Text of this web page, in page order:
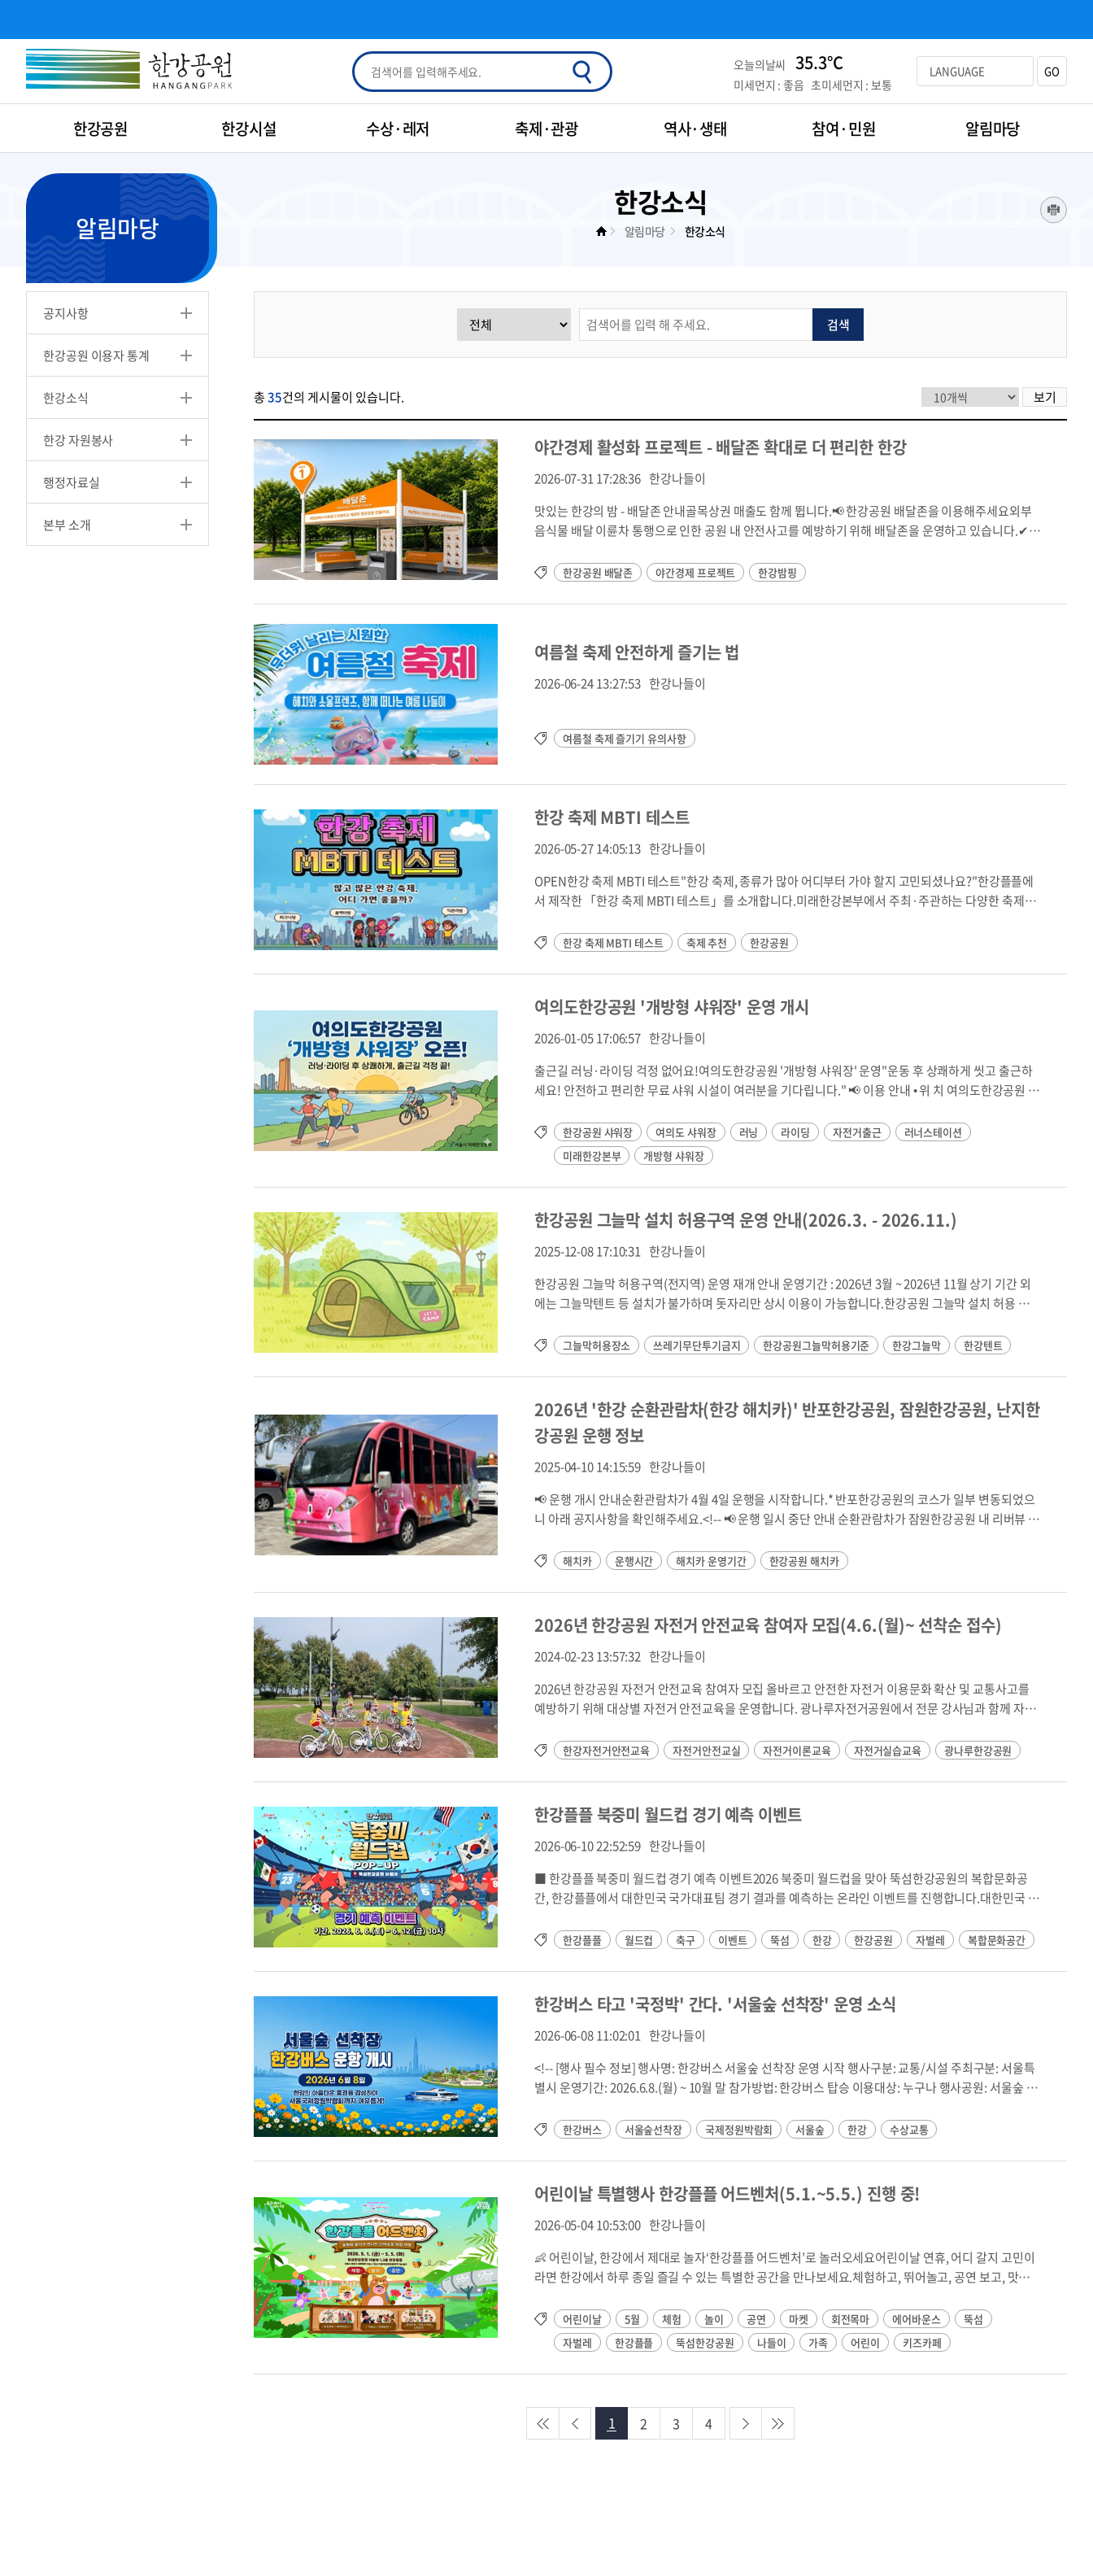
오늘의날씨 35.3℃
미세먼지 : 좋음 초미세먼지 : 보통
LANGUAGE GO
한강공원 한강시설 수상·레저 축제·관광 역사·생태 참여·민원 알림마당
알림마당
공지사항
한강공원 이용자 통계
한강소식
한강 자원봉사
행정자료실
본부 소개
한강소식
알림마당 한강소식
검색
총35건의 게시물이 있습니다. 보기
야간경제 활성화 프로젝트 - 배달존 확대로 더 편리한 한강
2026-07-31 17:28:36 한강나들이
맛있는 한강의 밤 - 배달존 안내골목상권 매출도 함께 뜁니다.📢 한강공원 배달존을 이용해주세요외부
음식물 배달 이륜차 통행으로 인한 공원 내 안전사고를 예방하기 위해 배달존을 운영하고 있습니다.✔
존• 뚝섬 나들목 앞 • 뚝섬 안내센터 앞 • 뚝섬4주차장 내위치안내 바로가기 → 📍 여의도배달존 : 3개소 +
안내 바로가기 → 📍 망원배달존 : 1개소• 망원나들목 앞위치안내 바로가기 → 🚴‍♂️ 배달 이륜차의 공원
부탁드립니다.‘서울배달+땡겨요 한강 배달존 특별 할인 이벤트’ 땡겨요 앱에서 확인해보세요.~ 📢 한강
한강공원 배달존 야간경제 프로젝트 한강밤핑
여름철 축제 안전하게 즐기는 법
2026-06-24 13:27:53 한강나들이
여름철 축제 즐기기 유의사항
한강 축제 MBTI 테스트
2026-05-27 14:05:13 한강나들이
OPEN한강 축제 MBTI 테스트"한강 축제, 종류가 많아 어디부터 가야 할지 고민되셨나요?"한강플플에
서 제작한 「한강 축제 MBTI 테스트」를 소개합니다.미래한강본부에서 주최·주관하는 다양한 축제를
지 유형으로 나의 축제 스타일 확인• 유형별 추천 축제 3개 제공• 결과 저장 및 공유 가능참여 방법1. 아래
링크테스트하러 가기 https://smore.im/quiz/VSTdYHBPNy이런 분께 추천합니다 🎯"한강 축제, 무
엇을 가야 할지 모르겠어요."가족·연인·친구와 함께 갈 만한 행사를 추천받고 싶어요."산책·피크닉·체
험·공연 중 내 취향이 궁금해요.` 태그 없이 요소 내에 직접 `style="..."` 속성을 선언하는 인라인 CSS
로 구성했습니다. * **반응형 디자인**: `max-width: 800px` 적용 및 `%`, `auto` 마진 등을 활용하
만 나열된 기존 형태에서 벗어나 여백(`padding`, `margin`), 배경색, 테두리를 활용해 정보 구역(섹
션)을 확실히 나누고 돋보이게 처리했습니다. 버튼 형태의 링크 디자인을 추가해 사용자 클릭(참여)을
면 됩니다. 여백이나 컬러 수정이 필요하시면 말씀해 주세요!
한강 축제 MBTI 테스트 축제 추천 한강공원
여의도한강공원 '개방형 샤워장' 운영 개시
2026-01-05 17:06:57 한강나들이
출근길 러닝·라이딩 걱정 없어요!여의도한강공원 '개방형 샤워장' 운영"운동 후 상쾌하게 씻고 출근하
세요! 안전하고 편리한 무료 샤워 시설이 여러분을 기다립니다." 📢 이용 안내 • 위 치 여의도한강공원 안
(단, 수건 및 세면도구 개별 지참)• 방 법 네이버 앱 실행 → QR코드 인증 → 입장🚿 쾌적하고 안전한 시설
서울시는 시민들이 안심하고 이용할 수 있도록 프라이빗한 샤워 공간과 철저한 보안 시스템을 갖췄습니
설 : 남·녀 각 5개 샤워부스, 물품보관함(13개), 탈의실 2실보안 : 스마트폰 QR 출입관리, 부스별 비상 안
주세요!개인 용품 지참 : 수건, 세면도구는 제공되지 않으므로 꼭 챙겨오세요.20분 매너 : 많은 시민이 이
용하는 곳입니다. 샤워는 20분 이내로 부탁드립니다.빨래 절대 금지 : 샤워장 내에서 빨래를 하시면 안
품보관함 완비샤워부스 내 비상벨📱 네이버 QR 출입증 발급 및 이용 방법STEP 01. 앱 접속네이버 앱 실
행STEP 02. 메뉴 이동'마이' (마이탭) 터치STEP 03. 인증서 발급출입 인증 및 본인 확인STEP 04. 입장
는 한강공원! 성범죄 예방 업무협약 체결서울시 미래한강본부는 편안하고 안전하게 이용할 수 있는 여
방형 샤워장) - 영등포경찰서: 개방형 샤워장 월 1회 정기 정밀 점검 - 미래한강본부: 최신 불법 촬영 탐지
장비 도입 및 운용2. 공원 시설 합동 안전 점검 - 양 기관 합동으로 반기별 1회 정기 시설 점검 실시 - 안전
우려 발생 시 즉각적인 공동 대응 체계 가동• 2026. 1. 14. 업무협약식 현장(여의도 안내센터)서울시 미래
한강본부는 시민 여러분의 목소리에 귀 기울여, 한강의 즐거운 변화를 만들어 가겠습니다.문의: 미래한
강본부 여의도 안내센터 (02-3780-0563) AI 홍보 영상 🎬 여의도 갓생 다람쥐의 시크릿 모닝 루틴 영상
한강공원 샤워장 여의도 샤워장 러닝 라이딩 자전거출근
러너스테이션
미래한강본부
개방형 샤워장
한강공원 그늘막 설치 허용구역 운영 안내(2026.3. - 2026.11.)
2025-12-08 17:10:31 한강나들이
한강공원 그늘막 허용구역(전지역) 운영 재개 안내 운영기간 : 2026년 3월 ~ 2026년 11월 상기 기간 외
에는 그늘막텐트 등 설치가 불가하며 돗자리만 상시 이용이 가능합니다.한강공원 그늘막 설치 허용 구역
니다. ◇ 그늘막 허용 구역 안내 - 2026.3.~2026.11. 운영그늘막 허용장소 : 한강공원내 15개 그늘막 허
철거) - 6~8월 : 09시 ~ 20시 (20시 텐트 자진철거)허용규격 : 2m X 2m 내외 (4인용)이용문의 : 120 다산
콜센터 ◇ 돗자리는 기간, 장소 상관없이 상시 이용 가능 ◇ 공원별 그늘막 허용장소그늘막 설치허용구
역※공원명을 클릭하시면 시설정보(지도)를 보실 수 있고 오른쪽 지도이미지를 클릭하시면 네이버지도
로 바로 연결됩니다.공원명(허용구역)위 치 도광나루한강공원 자전거공원 앞 잔디밭 (11,500㎡)잠실한
강공원 1호매점과 자전거도로 삼거리 사이 주변 녹지대(잠실제1주차장 옆) (10,000㎡)뚝섬한강공원 (2
개소) 수변무대 주변 양 옆(26,000㎡) *{ margin:0; padding:0; } .HStyle0 { style-name:"바탕글";
margin-top:0.0pt; margin-bottom:0.0pt; text-align:justify; text-indent:0.0pt; line-
height:160%; font-size:10.0pt; font-family:HY신명조; letter-spacing:0; font-weight:normal;
개소) 반포대교 상·하류 피크닉장 (26,800㎡)이촌한강공원 동작대교~자연학습장 (15,000㎡)여의도한
원 (2개소) 성산대교 북단 하부 (14,800㎡) 서울함공원 옆 녹지 (3,300㎡)난지한강공원 (2개소) 난지안
내센터 앞 잔디밭 (19,000㎡) 제1주차장 앞 잔디밭 (8,300㎡) 강서한강공원 방화대교 남단 가족피크닉
장 (7,500㎡)공원별 그늘막 허용장소 - 공원명, 허용구역, 면적, 위치도 정보
그늘막허용장소 쓰레기무단투기금지 한강공원그늘막허용기준 한강그늘막 한강텐트
2026년 '한강 순환관람차(한강 해치카)' 반포한강공원, 잠원한강공원, 난지한
강공원 운행 정보
2025-04-10 14:15:59 한강나들이
📢 운행 개시 안내순환관람차가 4월 4일 운행을 시작합니다.* 반포한강공원의 코스가 일부 변동되었으
니 아래 공지사항을 확인해주세요.<!-- 📢 운행 일시 중단 안내 순환관람차가 잠원한강공원 내 리버뷰 공
러분의 너른 양해 부탁드립니다. 기간: 5월 23일(토) ~ 6월 5일(금) *변동 가능성 있음 운행코스: 무지개
>2026 한강공원 순환관람차 운행 안내 반포한강공원, 난지한강공원에 이어 올해는 잠원한강공원에서
도 ‘한강해치카’ 를 이용하실 수 있습니다. 서울시에서는 친환경 전기셔틀 해치카 순환관람차를 통해 한
강공원을 방문하는 시민 여러분께 편리하고 안전한 이동 서비스를 제공합니다. 반포한강공원과 잠원한
강공원, 난지한강공원에서 운영되며, 모든 탑승객은 ‘무료’로 이용할수 있습니다.📅 운영기간: 2026년 4
자 우선탑승)🚐 탑승인원: 10인 (유모차, 휠체어 적재 가능) 🚐 반포 순환관람차 운행정보운행구간: 동작
역 → 서래섬 → 세빛섬 운행거리: 4km운행시간:주중: 14:00 ~ 20:00 (20분 간격)주말·공휴일: 11:00 ~
운행정보운행구간: 무지개분수 → 서울웨이브 → 한강버스 압구정선착장 운행거리: 5km운행시간:주
상레포츠센터 → BTS숲 → 물놀이장 → 젊음의광장 → 난지캠핑장운행거리: 6.2km운행시간:주중:
승강장 정보(위치) 바로가기 ⚠️ 유의사항 - 기상 악화(호우, 태풍 등) 시 운행이 중단될 수 있습니다. - 교
통 상황에 따라 운행시간은 변동될 수 있습니다. - 정차 장소 외 승하차는 불가합니다.
해치카 운행시간 해치카 운영기간 한강공원 해치카
2026년 한강공원 자전거 안전교육 참여자 모집(4.6.(월)~ 선착순 접수)
2024-02-23 13:57:32 한강나들이
2026년 한강공원 자전거 안전교육 참여자 모집 올바르고 안전한 자전거 이용문화 확산 및 교통사고를
예방하기 위해 대상별 자전거 안전교육을 운영합니다. 광나루자전거공원에서 전문 강사님과 함께 자전
2026. 4. 6.(월) 9시부터 ~ 선착순 접수 마감교육기간 : 2026. 4. 21.(화) ~ 11. 27.(금)교육대상 : 성인(18
며, 한 기수당 총 4일간 이론 및 실습 교육 참여(8시간) 시니어 대상: 60세 이상 어르신을 대상으로 하며,
한 기수당 총 4일간 이론 및 실습 교육 참여(8시간) 어린이 대상: 서울소재 유치원과 어린이집 6~7세 어
린이를 대상으로 하며, 기관 접수를 통해 교육 참여(2시간) 주말 가족 대상: 초등학생 자녀와 보호자를 대
상으로 하며, 토요일 오전 교육 참여(2시간)교육인원 : 연 2,000명(총 100회)교육장소 : 광나루한강공원
구 대여)신청방법 : ① 교육기관 전화 02-3413-0001 또는 ②온라인 신청 (신청링크 ▶ 참가신청 네이버
폼 )관련문의 : 교육기관 제이제이교육 (02-3413-0001)2026년 광나루 자전거 안전교실 운영 일정대상
5/19(화)~5/22(금)413:00~15:00203기6/23(화)~6/26(금)410:00~12:00204기
9/15(화)~9/18(금)410:00~12:00209기10/20(화)~10/23(금)413:00~15:002010기
기5/19(화)~5/22(금)410:00~12:00203기6/23(화)~6/26(금)413:00~15:00204기
7/7(화)~7/10(금)410:00~12:00205기8/4(화)~8/7(금)410:00~12:00206기
9/15(화)~9/18(금)413:00~15:00207기10/20(화)~10/23(금)410:00~12:00208기
11/3(화)~11/6(금)413:00~15:0020주말가족(어린이+보호자 동반)1기5/30(토)110:00~12:00302기
6/27(토)1303기9/19(토)1304기10/31(토)130어린이 단체 (어린이집·유치원)※ 6-7세 어린이 대상※
단체별 일정 별도 협의4월4/1~4/304단체별일정 상호 협의205월5/1~5/3146월6/1~6/3049월
9/1~9/30410월10/1~10/314[중급] 성인·시니어 ※ 2026 광나루 한강공원 자전거 안전 교실 수료자 대
육일자, 횟수, 교육기간, 모집인원에 관한 정보입니다. 교육일정(시간)은 날씨 및 기관 상황에 따라 변동
될 수 있음 어린이 단체(어린이집/유치원) 대상 교육은 선착순 접수하며, 일정 및 인원 협의하여 진행됨
중급교육은 2026년 광나루 한강공원 자전거 안전교실 성인 및 시니어(초급) 수료자 대상으로 진행 예정
임
한강자전거안전교육 자전거안전교실 자전거이론교육 자전거실습교육 광나루한강공원
한강플플 북중미 월드컵 경기 예측 이벤트
2026-06-10 22:52:59 한강나들이
■ 한강플플 북중미 월드컵 경기 예측 이벤트2026 북중미 월드컵을 맞아 뚝섬한강공원의 복합문화공
간, 한강플플에서 대한민국 국가대표팀 경기 결과를 예측하는 온라인 이벤트를 진행합니다.대한민국 대
다. ■ 참여 일정① 첫 골 맞추기 (대한민국 vs 체코) 6. 6.(토) ~ 6. 12.(금) 11:00② 스코어 맞추기 (대한
(토) ~ 6. 25.(목) 10:00■ 참여 방법1. 이벤트 페이지 접속2. 응모자 정보 및 예측 결과 입력3. 제출 완료
■ 경품이벤트별 5명을 추첨하여나이키 스포츠 짐색을 증정합니다.■ 참여 링크
https://linktr.ee/jbug_ttukseom ※ 경품은 한강플플 현장 방문 수령입니다.※ 당첨자는 추후 개별
안내 예정입니다.많은 관심과 참여 부탁드립니다.
한강플플 월드컵 축구 이벤트 뚝섬 한강 한강공원 자벌레 복합문화공간
한강버스 타고 '국정박' 간다. '서울숲 선착장' 운영 소식
2026-06-08 11:02:01 한강나들이
<!-- [행사 필수 정보] 행사명: 한강버스 서울숲 선착장 운영 시작 행사구분: 교통/시설 주최구분: 서울특
별시 운영기간: 2026.6.8.(월) ~ 10월 말 참가방법: 한강버스 탑승 이용대상: 누구나 행사공원: 서울숲 선
[SEO 메타태그] Title: 한강버스 서울숲 선착장 운영 시작 – 한강버스 타고 국제정원박람회 가자!
↔뚝섬↔서울숲↔옥수/압구정↔여의도)으로 서울국제정원박람회를 여유롭게 방문하세요.
Keywords: 한강버스,서울숲선착장,국제정원박람회,서울숲,한강,수상교통,잠실,여의도 -->🚢 한강버
스 타고 '국정박' 간다! 서울숲 선착장 8일부터 운영 시작6월 8일(월)부터 하루 16회 정차, 동부 노선에
서울숲 선착장 추가 운항 한강의 아름다운 풍경을 감상하며 서울국제정원박람회까지 여유롭게!🚢 한강
수 ｜ 하루 16회 정차동부 노선 ｜ 잠실 ↔ 뚝섬 ↔ 서울숲(신설) ↔ 옥수/압구정 ↔ 여의도서부 노선 ｜
마곡 ↔ 여의도 (여의도 환승)연계 행사 ｜ 서울국제정원박람회 (5.1 ~ 10.27, 서울숲·한강·성수동 일대
정차)⏰운항 시간 안내동부선 첫 배: 오전 11:00 출발 → 도착지 기준 오후 9:28까지 운항서부선 첫 배:
오전 11:20 출발 → 도착지 기준 오후 8:32까지 운항※ 한강의 일몰을 여유롭게 감상할 수 있도록 운항
최적화될 예정입니다.🛡️안전 운항 및 편의시설 정비⚓ 안전 운항 체계항로 폭 확대: 60m → 100m / 선
수중 부유물 제거 완료선박 접·이안 훈련을 통해 운항 인력 숙련도 강화🏗️ 방문객 편의시설성수구름다
리 승강기 교체 및 서울숲 연결 보행로 정비선착장 진·출입로 신설, 주변 자전거도로 등 노후시설 정비한
한강버스 서울숲선착장 국제정원박람회 서울숲 한강 수상교통
어린이날 특별행사 한강플플 어드벤처(5.1.~5.5.) 진행 중!
2026-05-04 10:53:00 한강나들이
👶 어린이날, 한강에서 제대로 놀자‘한강플플 어드벤처’로 놀러오세요어린이날 연휴, 어디 갈지 고민이
라면 한강에서 하루 종일 즐길 수 있는 특별한 공간을 만나보세요.체험하고, 뛰어놀고, 공연 보고, 맛있
는 만들기 체험과 다양한 참여형 콘텐츠, 실외에서는 회전목마와 대형 에어바운스가 펼쳐지고 마술쇼,
버블쇼, 거리공연까지 이어지는 즐거운 시간이 준비되어 있습니다.📍 행사 안내기간 : 2026. 5. 1.(금) ~
5. 5.(화)시간 : 10:00 ~ 20:00 (*5.4는 19시까지)장소 : 뚝섬한강공원 자벌레(한강플플) 실내(1, 3층) 및
외부 공간🎈 주요 프로그램🛍️ 마켓존 : 수공예, 잡화, 장난감, 디저트 등 다양한 상품을 만날 수 있는 플리
이 공간과 회전목마, 에어바운스 등 놀이시설🎭 공연존 : 마술쇼, 버블쇼, 거리공연, 댄스 등 다양한 공연
프로그램🍔 푸드존 : 간식부터 식사까지 즐길 수 있는 푸드트럭 운영📸 포토존 : 풍선아트로 연출된 어린
어린이날 5월 체험 놀이 공연 마켓 회전목마 에어바운스
뚝섬
자벌레
한강플플 뚝섬한강공원 나들이 가족 어린이 키즈카페
1 2 3 4